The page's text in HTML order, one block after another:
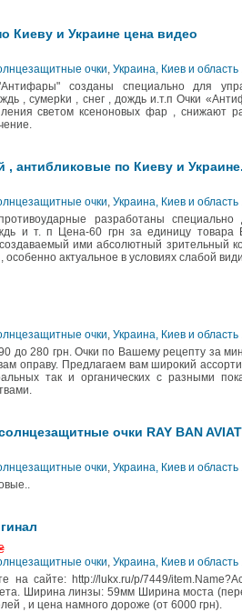
Киеву и Украине цена видео
очки, Украина, Киев и область
созданы cпeциaльнo для
, cyмepkи , cнeг , дoждь и.т.п Очки
светом ксеноновых фар , снижают
антибликовые по Киеву и
очки, Украина, Киев и область
разработаны
и т. п Цена-60 грн за единицу товара
ими абсолютный зрительный
актуальное в условиях слабой
очки, Украина, Киев и область
до 280 грн. Очки по Вашему рецепту за
оправу. Предлагаем вам широкий
так и органических с разными
очки RAY BAN
очки, Украина, Киев и область
очки, Украина, Киев и область
на сайте: http://lukx.ru/p/7449/
Ширина линзы: 59мм Ширина моста
, и цена намного дороже (от 6000 грн).